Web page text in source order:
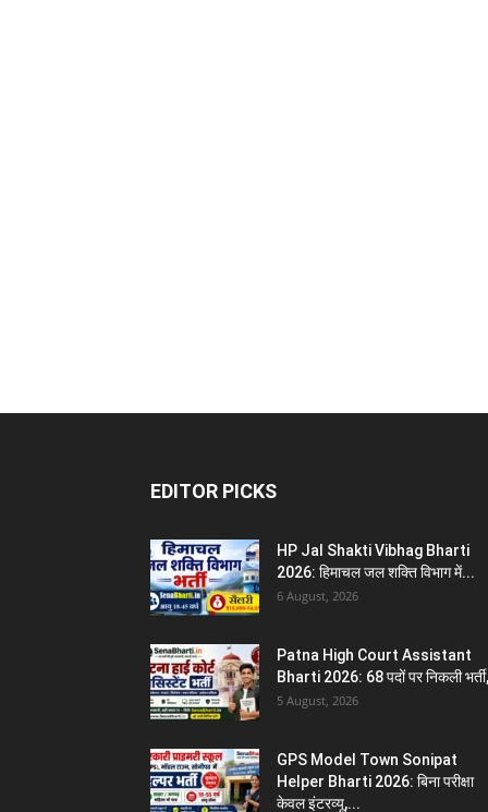
EDITOR PICKS
HP Jal Shakti Vibhag Bharti
2026: हिमाचल जल शक्ति विभाग में...
6 August, 2026
Patna High Court Assistant
Bharti 2026: 68 पदों पर निकली
5 August, 2026
GPS Model Town Sonipat
Helper Bharti 2026: बिना परीक्षा
केवल इंटरव्यू,...